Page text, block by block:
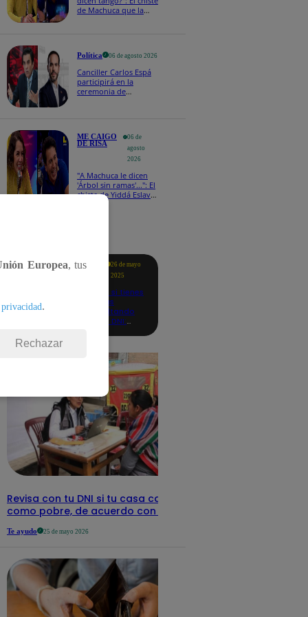
de Machuca que la
Política 06 de agosto 2026
Canciller Carlos Espá
participirá en la
ceremonia de
ME CAIGO
DE RISA
06 de
agosto
2026
"A Machuca le dicen
'Árbol sin ramas'...": El
chiste de Yiddá Eslava
Te
ayudo
26 de mayo
2025
Revisa si tienes
deudas
consultando
con tu DNI:
detalles
Revisa con tu DNI si tu casa califica
como pobre, de acuerdo con el Sisfoh
Te ayudo 25 de mayo 2026
Europea, tus
.
Rechazar